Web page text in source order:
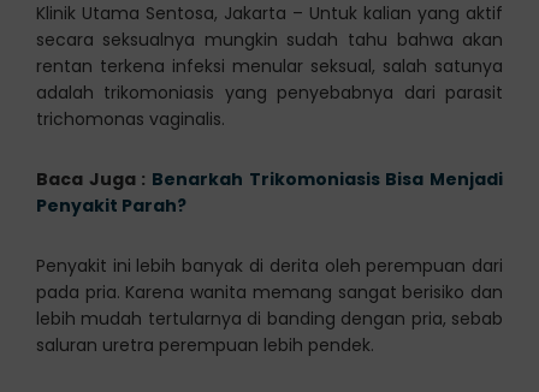
Klinik Utama Sentosa, Jakarta – Untuk kalian yang aktif
secara seksualnya mungkin sudah tahu bahwa akan
rentan terkena infeksi menular seksual, salah satunya
adalah trikomoniasis yang penyebabnya dari parasit
trichomonas vaginalis.
Baca Juga : Benarkah Trikomoniasis Bisa Menjadi
Penyakit Parah?
Penyakit ini lebih banyak di derita oleh perempuan dari
pada pria. Karena wanita memang sangat berisiko dan
lebih mudah tertularnya di banding dengan pria, sebab
saluran uretra perempuan lebih pendek.